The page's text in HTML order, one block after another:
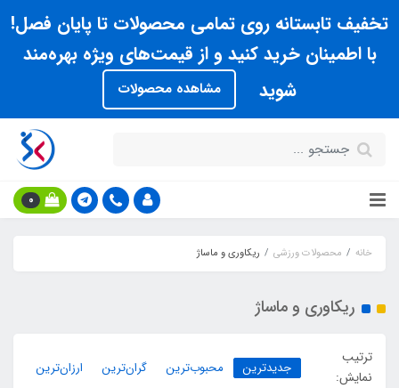
تخفیف تابستانه روی تمامی محصولات تا پایان فصل!
با اطمینان خرید کنید و از قیمت‌های ویژه بهره‌مند
شوید
مشاهده محصولات
0
خانه محصولات ورزشی ریکاوری و ماساژ
ریکاوری و ماساژ
ترتیب
نمایش:
جدیدترین محبوب‌ترین گران‌ترین ارزان‌ترین